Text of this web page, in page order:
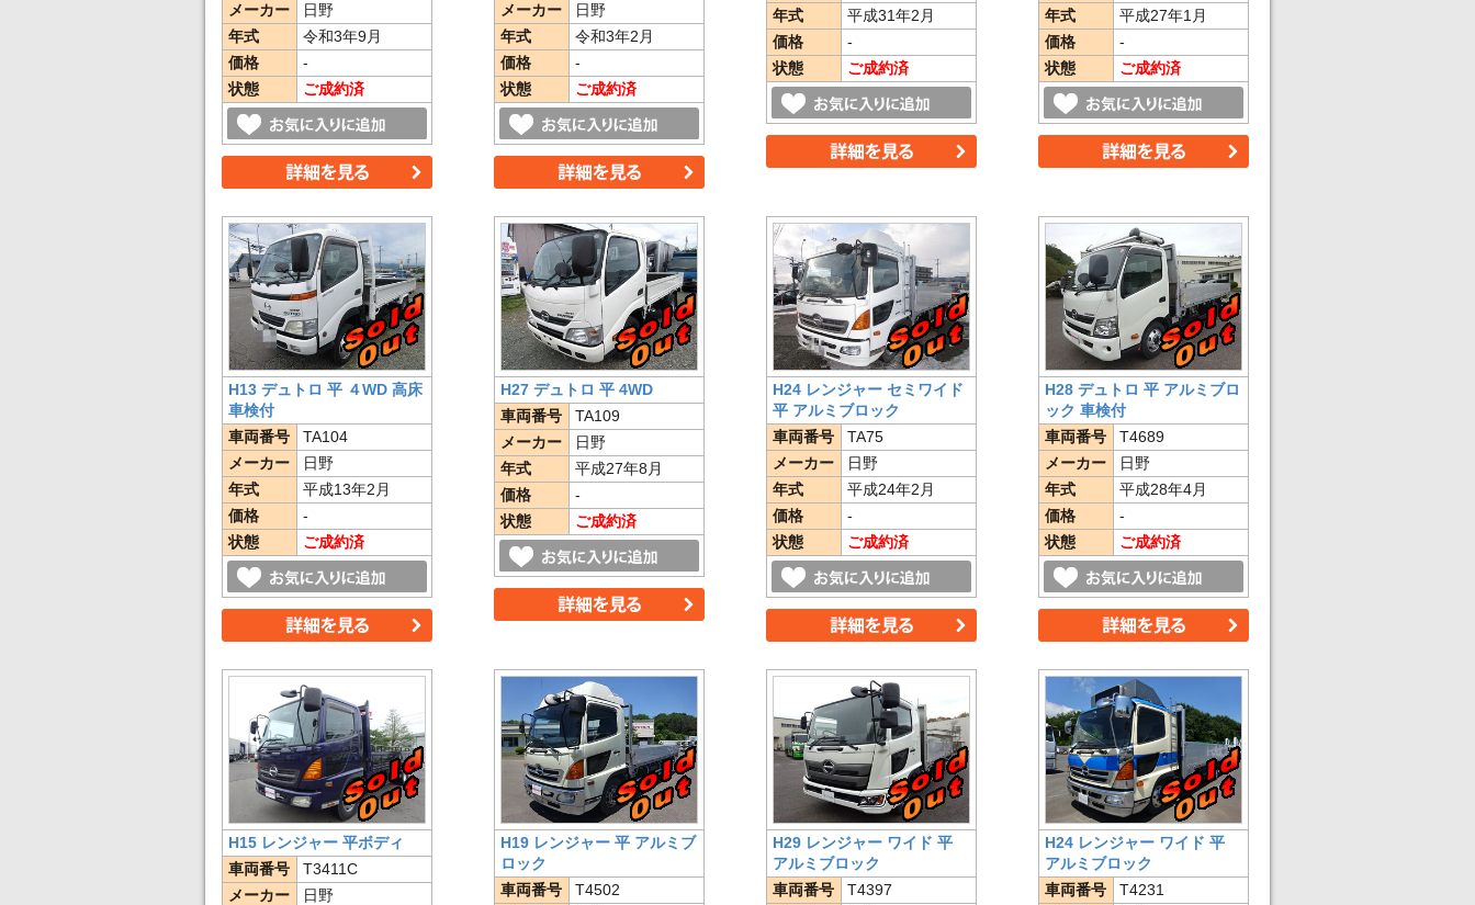
メーカー
日野
年式
令和3年9月
価格
-
状態
ご成約済
メーカー
日野
年式
令和3年2月
価格
-
状態
ご成約済
年式
平成31年2月
価格
-
状態
ご成約済
年式
平成27年1月
価格
-
状態
ご成約済
H13 デュトロ 平 ４WD 高床
車検付
車両番号
TA104
メーカー
日野
年式
平成13年2月
価格
-
状態
ご成約済
H27 デュトロ 平 4WD
車両番号
TA109
メーカー
日野
年式
平成27年8月
価格
-
状態
ご成約済
H24 レンジャー セミワイド
平 アルミブロック
車両番号
TA75
メーカー
日野
年式
平成24年2月
価格
-
状態
ご成約済
H28 デュトロ 平 アルミブロ
ック 車検付
車両番号
T4689
メーカー
日野
年式
平成28年4月
価格
-
状態
ご成約済
H15 レンジャー 平ボディ
車両番号
T3411C
メーカー
日野
H19 レンジャー 平 アルミブ
ロック
車両番号
T4502
H29 レンジャー ワイド 平
アルミブロック
車両番号
T4397
H24 レンジャー ワイド 平
アルミブロック
車両番号
T4231